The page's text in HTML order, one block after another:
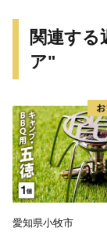
関連する
ア"
愛知県小牧市